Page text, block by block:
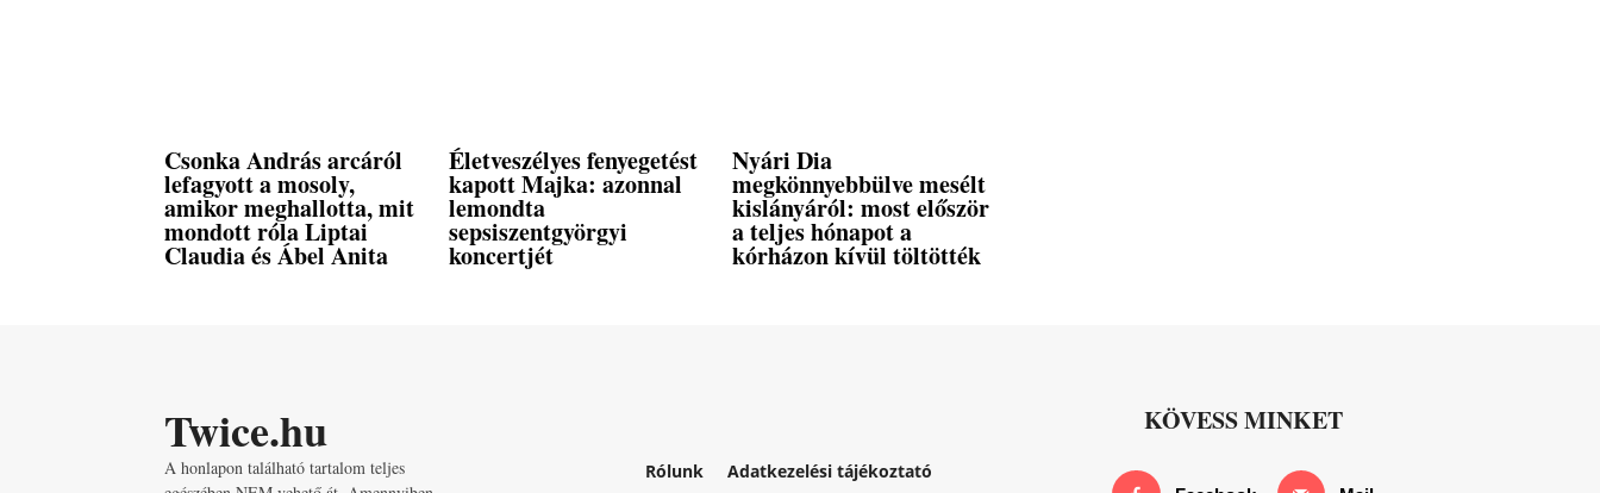
Csonka András arcáról
lefagyott a mosoly,
amikor meghallotta, mit
mondott róla Liptai
Claudia és Ábel Anita
Életveszélyes fenyegetést
kapott Majka: azonnal
lemondta
sepsiszentgyörgyi
koncertjét
Nyári Dia
megkönnyebbülve mesélt
kislányáról: most először
a teljes hónapot a
kórházon kívül töltötték
Twice.hu
A honlapon található tartalom teljes
Rólunk Adatkezelési tájékoztató
KÖVESS MINKET